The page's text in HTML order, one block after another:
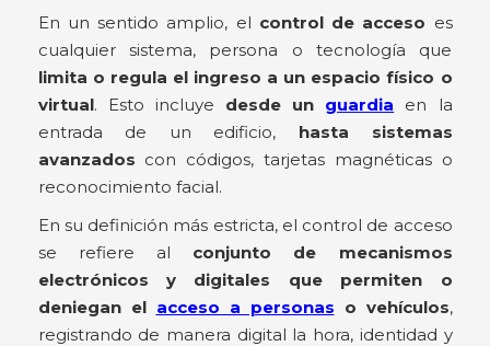
En un sentido amplio, el control de acceso es
cualquier sistema, persona o tecnología que
limita o regula el ingreso a un espacio físico o
virtual. Esto incluye desde un guardia en la
entrada de un edificio, hasta sistemas
avanzados con códigos, tarjetas magnéticas o
reconocimiento facial.
En su definición más estricta, el control de acceso
se refiere al conjunto de mecanismos
electrónicos y digitales que permiten o
deniegan el acceso a personas o vehículos,
registrando de manera digital la hora, identidad y